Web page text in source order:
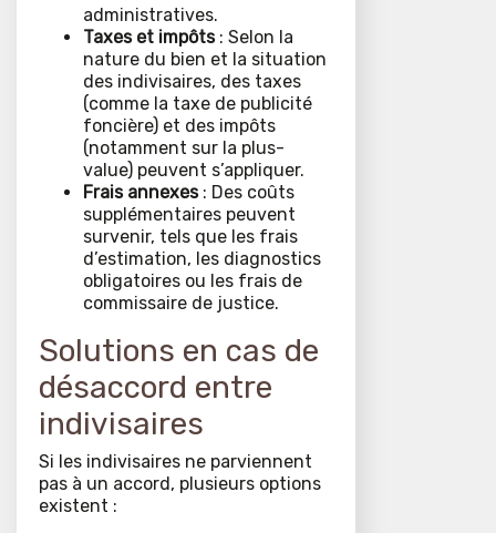
administratives.
Taxes et impôts: Selon la
nature du bien et la situation
des indivisaires, des taxes
(comme la taxe de publicité
foncière) et des impôts
(notamment sur la plus-
value) peuvent s’appliquer.
Frais annexes: Des coûts
supplémentaires peuvent
survenir, tels que les frais
d’estimation, les diagnostics
obligatoires ou les frais de
commissaire de justice.
Solutions en cas de
désaccord entre
indivisaires
Si les indivisaires ne parviennent
pas à un accord, plusieurs options
existent :